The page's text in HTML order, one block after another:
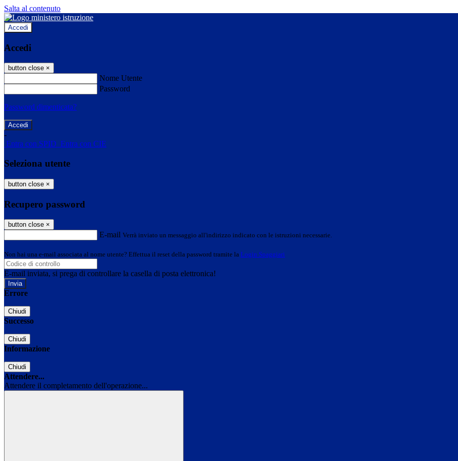
Salta al contenuto
Accedi
Accedi
button close ×
Nome Utente
Password
Password dimenticata?
-
Entra con SPID Entra con CIE
Seleziona utente
button close ×
Recupero password
button close ×
E-mail Verrà inviato un messaggio all'indirizzo indicato con le istruzioni necessarie.
Non hai una e-mail associata al nome utente? Effettua il reset della password tramite la Login Spaggiari
E-mail inviata, si prega di controllare la casella di posta elettronica!
Errore
Chiudi
Successo
Chiudi
Informazione
Chiudi
Attendere...
Attendere il completamento dell'operazione...